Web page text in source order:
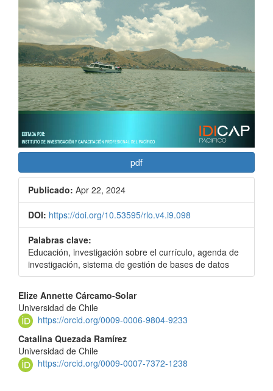
pdf
Publicado: Apr 22, 2024
DOI: https://doi.org/10.53595/rlo.v4.i9.098
Palabras clave:
Educación, investigación sobre el currículo, agenda de
investigación, sistema de gestión de bases de datos
Contenido
principal
del
artículo
Elize Annette Cárcamo-Solar
Universidad de Chile
https://orcid.org/0009-0006-9804-9233
Catalina Quezada Ramírez
Universidad de Chile
https://orcid.org/0009-0007-7372-1238